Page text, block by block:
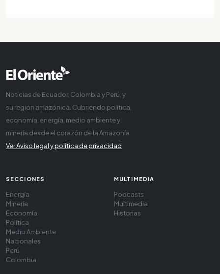
Noticias de Ecuador, Colombia y Perú, y
su región amazónica. Cubriendo política,
economía, energía, medio ambiente y
minería desde el corazón de la Amazonía
Ver Aviso legal y política de privacidad
SECCIONES
Energía
Minería
Economía
Política
Medio Ambiente
Nacionales
Perú
Colombia
MULTIMEDIA
Podcasts
Multimedia
Historias